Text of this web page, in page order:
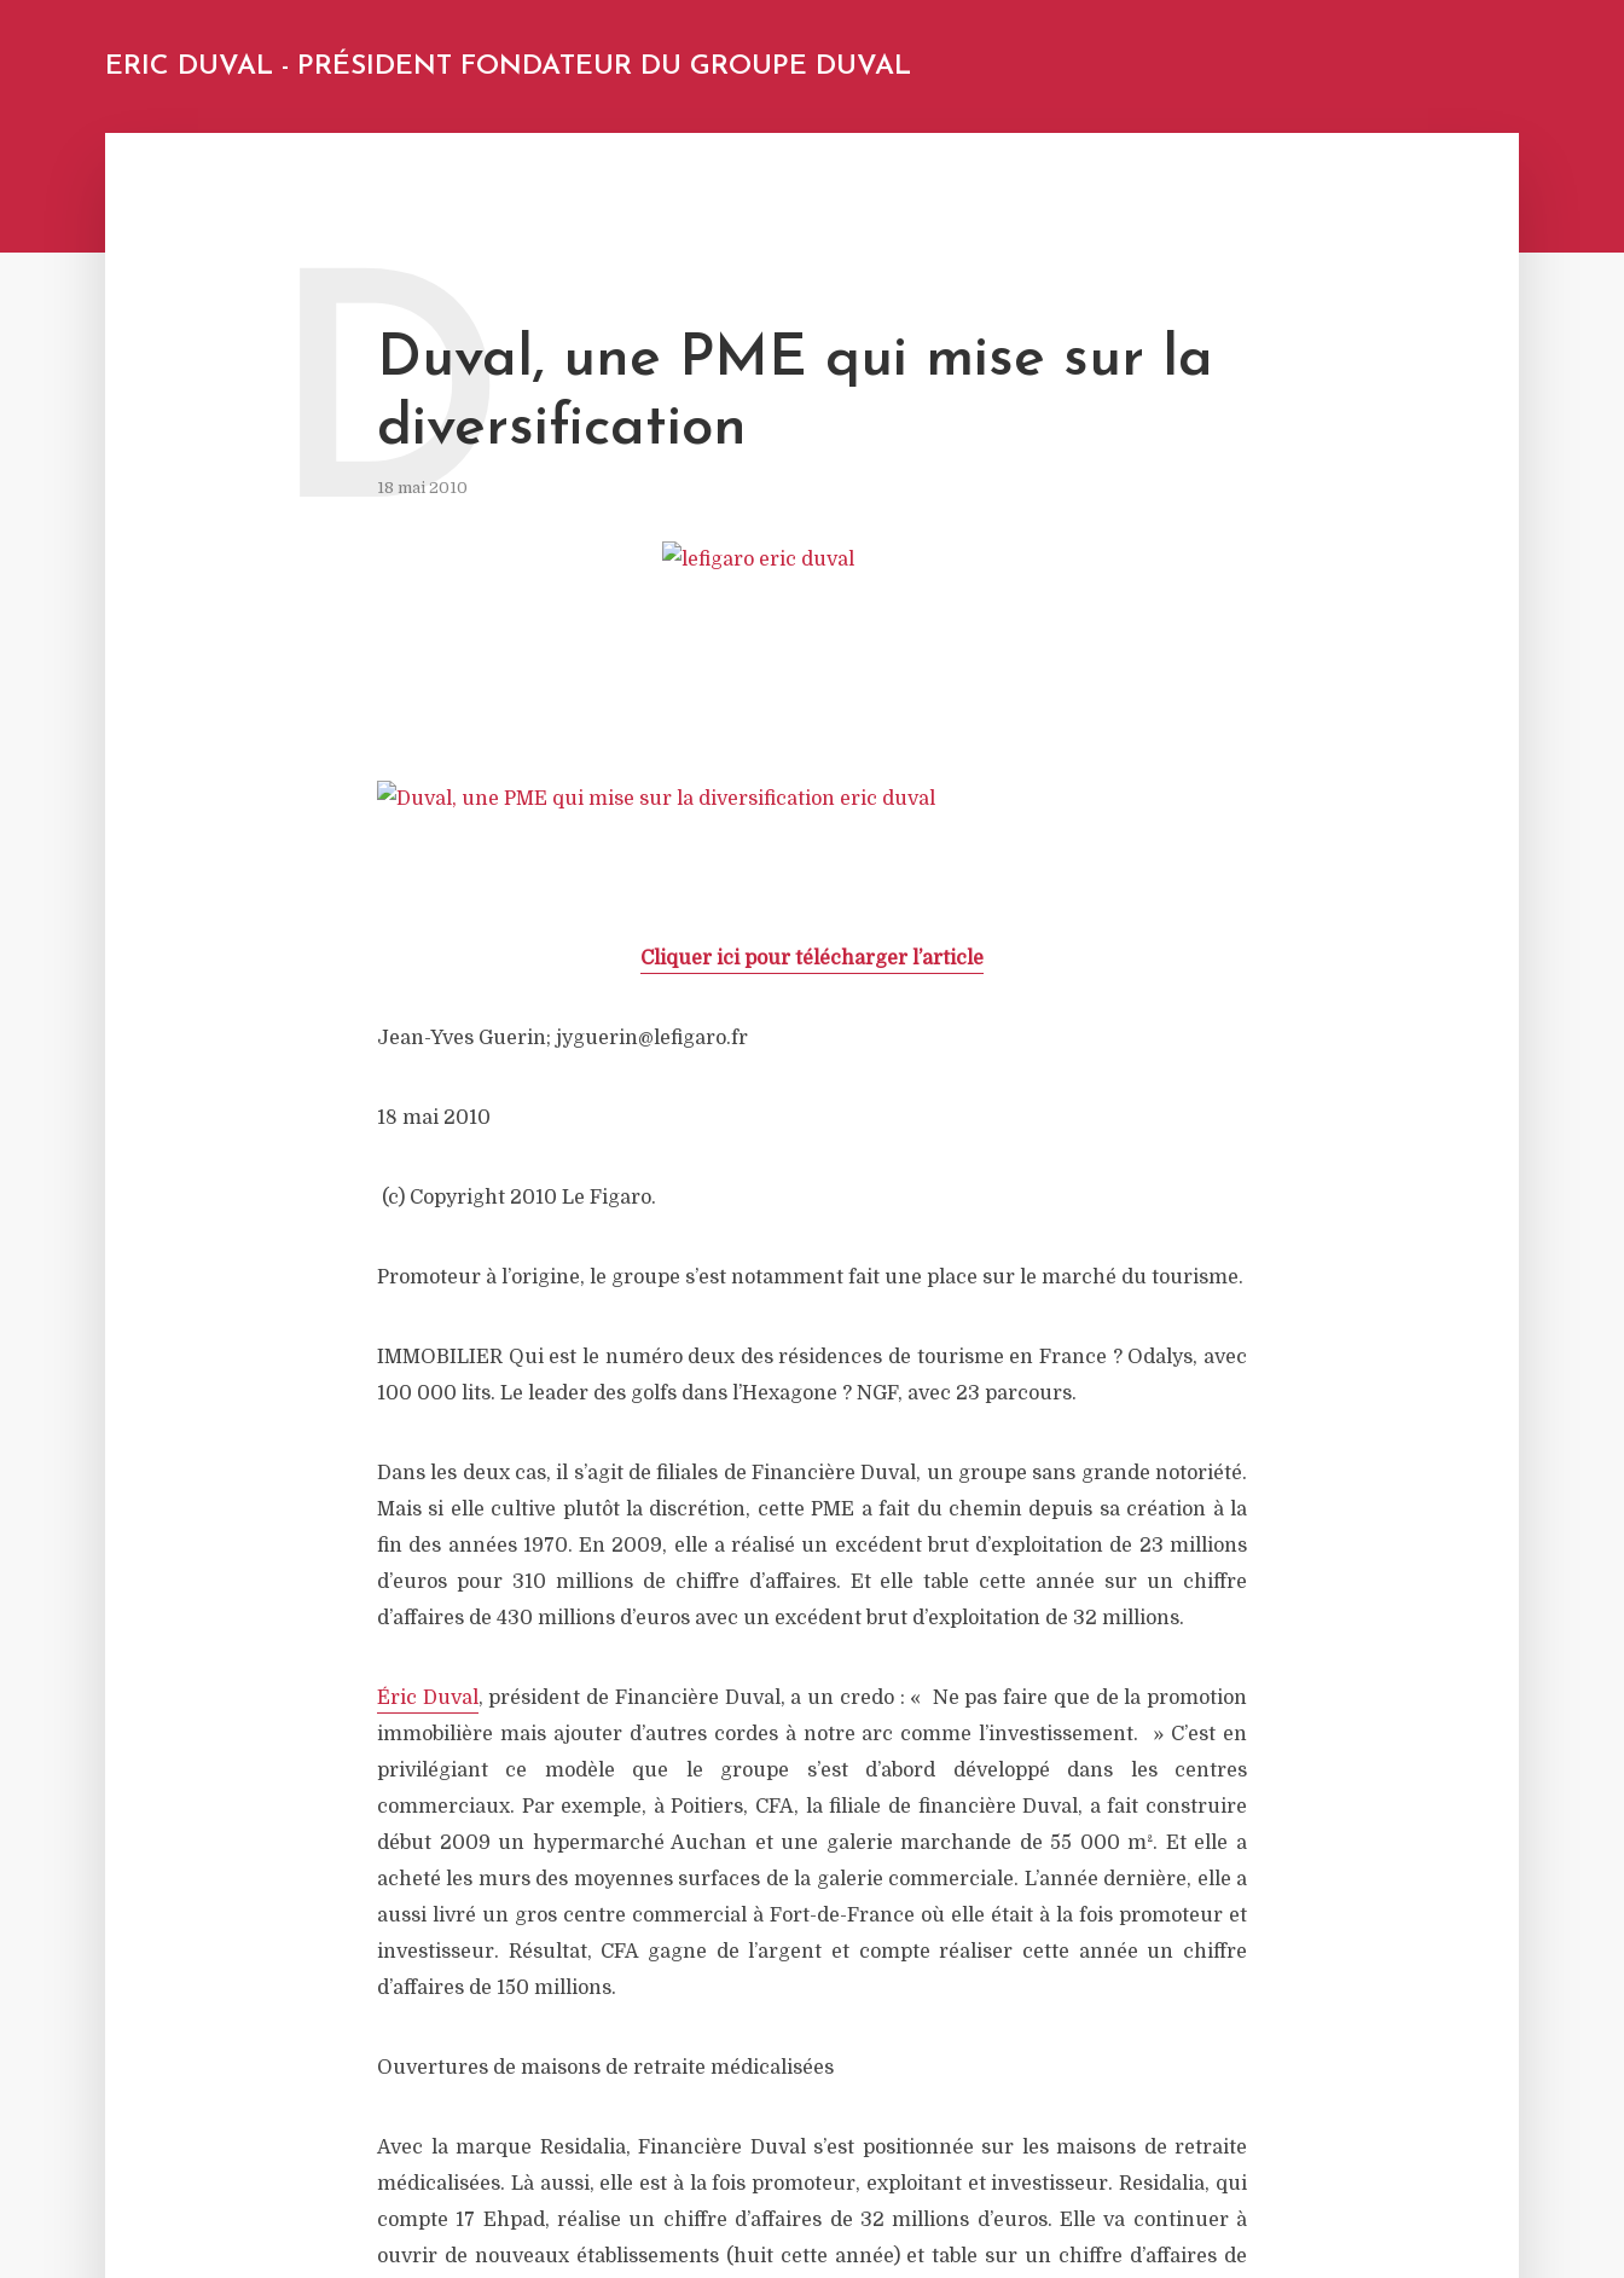
ERIC DUVAL - PRÉSIDENT FONDATEUR DU GROUPE DUVAL
Duval, une PME qui mise sur la
diversification
18 mai 2010
D
Cliquer ici pour télécharger l’article
Jean-Yves Guerin; jyguerin@lefigaro.fr
18 mai 2010
(c) Copyright 2010 Le Figaro.
Promoteur à l’origine, le groupe s’est notamment fait une place sur le marché du tourisme.
IMMOBILIER Qui est le numéro deux des résidences de tourisme en France ? Odalys, avec
100 000 lits. Le leader des golfs dans l’Hexagone ? NGF, avec 23 parcours.
Dans les deux cas, il s’agit de filiales de Financière Duval, un groupe sans grande notoriété.
Mais si elle cultive plutôt la discrétion, cette PME a fait du chemin depuis sa création à la
fin des années 1970. En 2009, elle a réalisé un excédent brut d’exploitation de 23 millions
d’euros pour 310 millions de chiffre d’affaires. Et elle table cette année sur un chiffre
d’affaires de 430 millions d’euros avec un excédent brut d’exploitation de 32 millions.
Éric Duval, président de Financière Duval, a un credo : « Ne pas faire que de la promotion
immobilière mais ajouter d’autres cordes à notre arc comme l’investissement. » C’est en
privilégiant ce modèle que le groupe s’est d’abord développé dans les centres
commerciaux. Par exemple, à Poitiers, CFA, la filiale de financière Duval, a fait construire
début 2009 un hypermarché Auchan et une galerie marchande de 55 000 m². Et elle a
acheté les murs des moyennes surfaces de la galerie commerciale. L’année dernière, elle a
aussi livré un gros centre commercial à Fort-de-France où elle était à la fois promoteur et
investisseur. Résultat, CFA gagne de l’argent et compte réaliser cette année un chiffre
d’affaires de 150 millions.
Ouvertures de maisons de retraite médicalisées
Avec la marque Residalia, Financière Duval s’est positionnée sur les maisons de retraite
médicalisées. Là aussi, elle est à la fois promoteur, exploitant et investisseur. Residalia, qui
compte 17 Ehpad, réalise un chiffre d’affaires de 32 millions d’euros. Elle va continuer à
ouvrir de nouveaux établissements (huit cette année) et table sur un chiffre d’affaires de